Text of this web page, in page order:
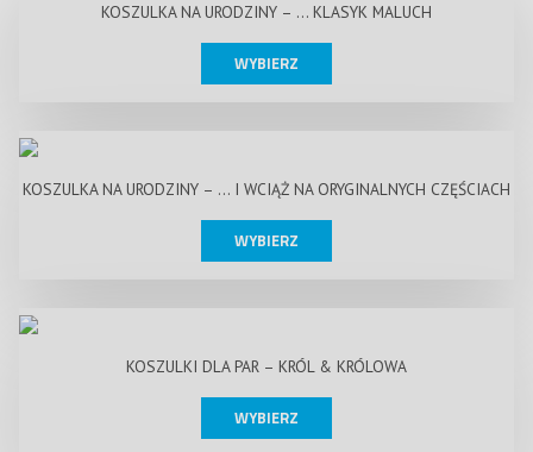
KOSZULKA NA URODZINY – … KLASYK MALUCH
WYBIERZ
KOSZULKA NA URODZINY – … I WCIĄŻ NA ORYGINALNYCH CZĘŚCIACH
WYBIERZ
KOSZULKI DLA PAR – KRÓL & KRÓLOWA
WYBIERZ